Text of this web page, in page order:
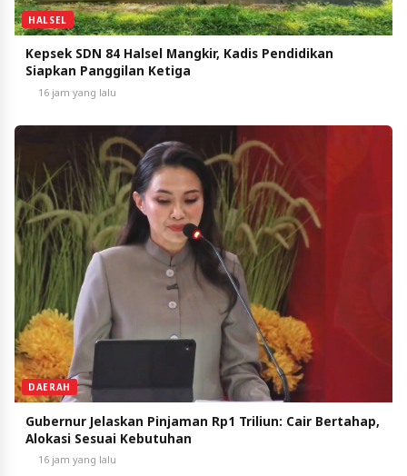
HALSEL
Kepsek SDN 84 Halsel Mangkir, Kadis Pendidikan
Siapkan Panggilan Ketiga
16 jam yang lalu
DAERAH
Gubernur Jelaskan Pinjaman Rp1 Triliun: Cair Bertahap,
Alokasi Sesuai Kebutuhan
16 jam yang lalu